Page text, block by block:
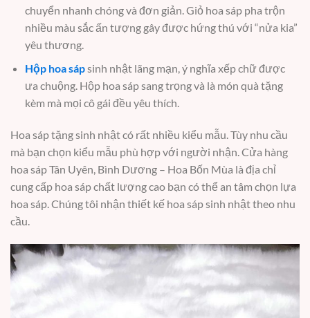
chuyển nhanh chóng và đơn giản. Giỏ hoa sáp pha trộn
nhiều màu sắc ấn tượng gây được hứng thú với “nửa kia”
yêu thương.
Hộp hoa sápsinh nhật lãng mạn, ý nghĩa xếp chữ được
ưa chuộng. Hộp hoa sáp sang trọng và là món quà tặng
kèm mà mọi cô gái đều yêu thích.
Hoa sáp tặng sinh nhật có rất nhiều kiểu mẫu. Tùy nhu cầu
mà bạn chọn kiểu mẫu phù hợp với người nhận. Cửa hàng
hoa sáp Tân Uyên, Bình Dương – Hoa Bốn Mùa là địa chỉ
cung cấp hoa sáp chất lượng cao bạn có thể an tâm chọn lựa
hoa sáp. Chúng tôi nhận thiết kế hoa sáp sinh nhật theo nhu
cầu.